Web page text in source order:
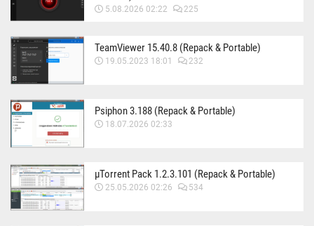
5.08.2026 02:22 225
TeamViewer 15.40.8 (Repack & Portable)
19.05.2023 18:01 232
Psiphon 3.188 (Repack & Portable)
18.07.2026 02:33
µTorrent Pack 1.2.3.101 (Repack & Portable)
25.05.2026 02:26 534